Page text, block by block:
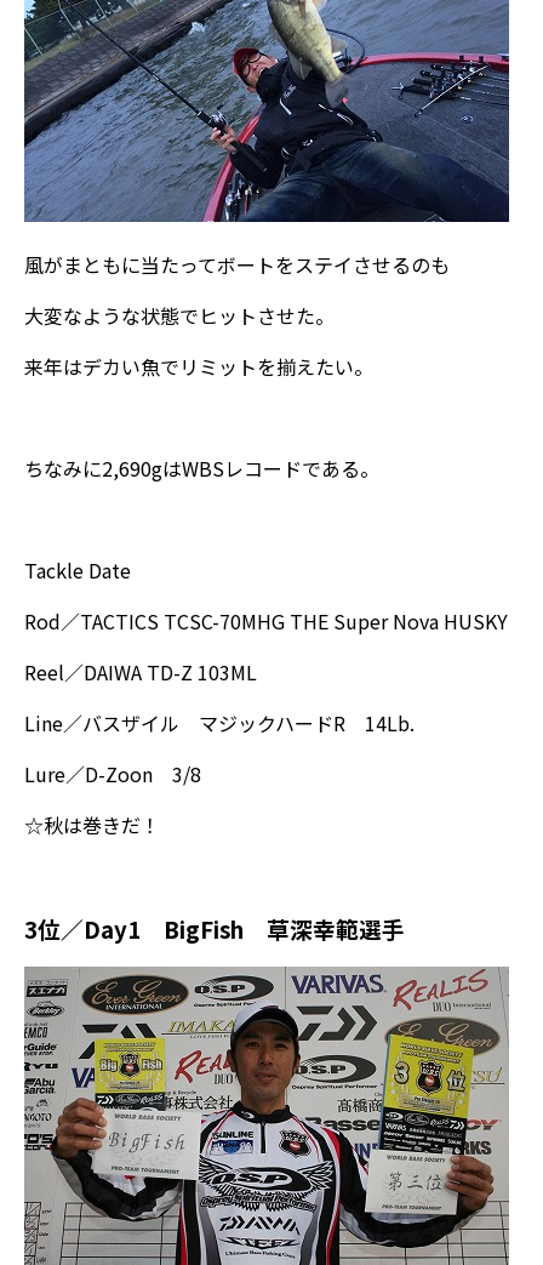
風がまともに当たってボートをステイさせるのも
大変なような状態でヒットさせた。
来年はデカい魚でリミットを揃えたい。
ちなみに2,690gはWBSレコードである。
Tackle Date
Rod／TACTICS TCSC-70MHG THE Super Nova HUSKY
Reel／DAIWA TD-Z 103ML
Line／バスザイル マジックハードR 14Lb.
Lure／D-Zoon 3/8
☆秋は巻きだ！
3位／Day1 BigFish 草深幸範選手